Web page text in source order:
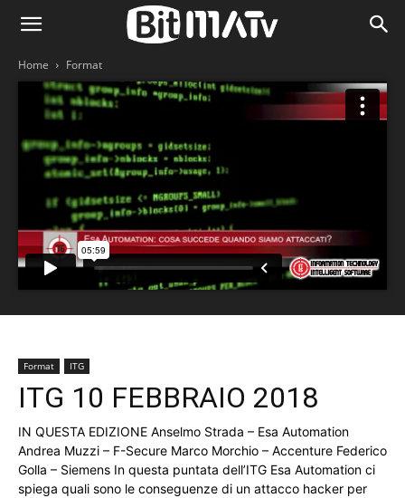
Home Format
Format ITG
ITG 10 FEBBRAIO 2018
IN QUESTA EDIZIONE Anselmo Strada – Esa Automation
Andrea Muzzi – F-Secure Marco Morchio – Accenture Federico
Golla – Siemens In questa puntata dell’ITG Esa Automation ci
spiega quali sono le conseguenze di un attacco hacker per